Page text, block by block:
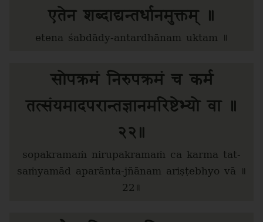
एतेन शब्दाद्यन्तर्धानमुक्तम् ॥
etena śabdādy-antardhānam uktam ॥
सोपक्रमं निरुपक्रमं च कर्म
तत्संयमादपरान्तज्ञानमरिष्टेभ्यो वा ॥
२२॥
sopakramaṁ nirupakramaṁ ca karma tat-
saṁyamād aparānta-jñānam ariṣṭebhyo vā ॥
22॥